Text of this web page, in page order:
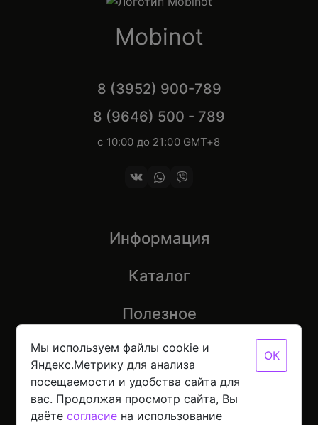
Мы используем файлы cookie и
Яндекс.Метрику для анализа
посещаемости и удобства сайта для
вас. Продолжая просмотр сайта, Вы
даётесогласие на использование
ОК
Mobinot
8 (3952) 900-789
8 (9646) 500 - 789
с 10:00 до 21:00 GMT+8
Информация
Каталог
Полезное
© 2026 Mobinot — Магазин низких цен на всю
цифровую технику
Политика конфиденциальности данных